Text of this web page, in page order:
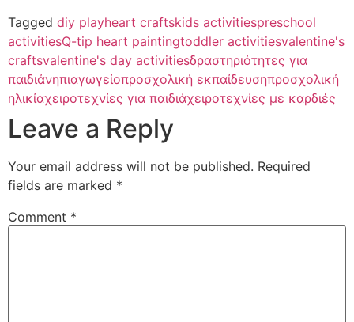
Tagged diy playheart craftskids activitiespreschool
activitiesQ-tip heart paintingtoddler activitiesvalentine's
craftsvalentine's day activitiesδραστηριότητες για
παιδιάνηπιαγωγείοπροσχολική εκπαίδευσηπροσχολική
ηλικίαχειροτεχνίες για παιδιάχειροτεχνίες με καρδιές
Leave a Reply
Your email address will not be published. Required
fields are marked *
Comment *